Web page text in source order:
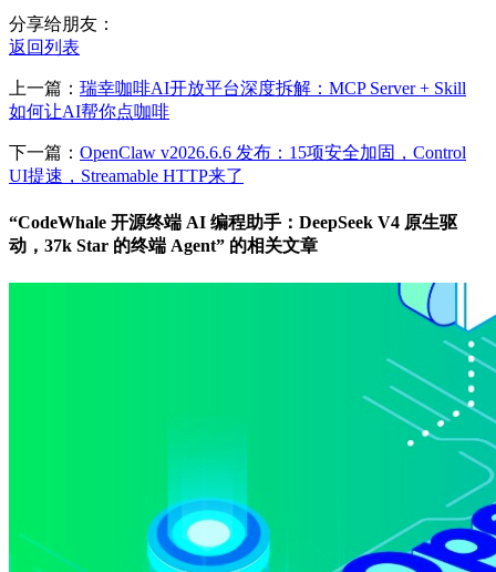
分享给朋友：
返回列表
上一篇： 瑞幸咖啡AI开放平台深度拆解：MCP Server + Skill
如何让AI帮你点咖啡
下一篇： OpenClaw v2026.6.6 发布：15项安全加固，Control
UI提速，Streamable HTTP来了
“CodeWhale 开源终端 AI 编程助手：DeepSeek V4 原生驱
动，37k Star 的终端 Agent” 的相关文章